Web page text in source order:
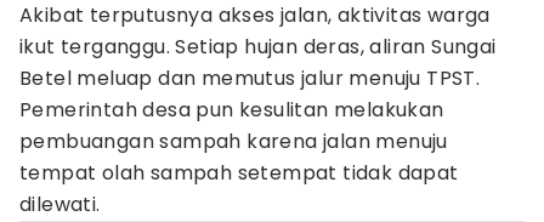
Akibat terputusnya akses jalan, aktivitas warga
ikut terganggu. Setiap hujan deras, aliran Sungai
Betel meluap dan memutus jalur menuju TPST.
Pemerintah desa pun kesulitan melakukan
pembuangan sampah karena jalan menuju
tempat olah sampah setempat tidak dapat
dilewati.